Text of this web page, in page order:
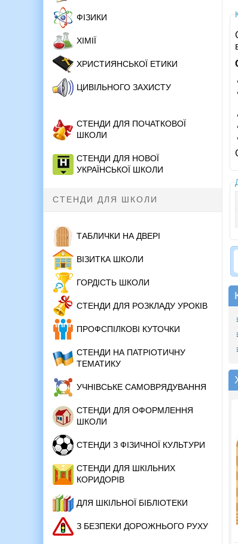
ФІЗИКИ
ХІМІЇ
ХРИСТИЯНСЬКОЇ ЕТИКИ
ЦИВІЛЬНОГО ЗАХИСТУ
СТЕНДИ ДЛЯ ПОЧАТКОВОЇ
ШКОЛИ
СТЕНДИ ДЛЯ НОВОЇ
УКРАЇНСЬКОЇ ШКОЛИ
СТЕНДИ ДЛЯ ШКОЛИ
ТАБЛИЧКИ НА ДВЕРІ
ВІЗИТКА ШКОЛИ
ГОРДІСТЬ ШКОЛИ
СТЕНДИ ДЛЯ РОЗКЛАДУ УРОКІВ
ПРОФСПІЛКОВІ КУТОЧКИ
СТЕНДИ НА ПАТРІОТИЧНУ
ТЕМАТИКУ
УЧНІВСЬКЕ САМОВРЯДУВАННЯ
СТЕНДИ ДЛЯ ОФОРМЛЕННЯ
ШКОЛИ
СТЕНДИ З ФІЗИЧНОЇ КУЛЬТУРИ
СТЕНДИ ДЛЯ ШКІЛЬНИХ
КОРИДОРІВ
ДЛЯ ШКІЛЬНОЇ БІБЛІОТЕКИ
З БЕЗПЕКИ ДОРОЖНЬОГО РУХУ